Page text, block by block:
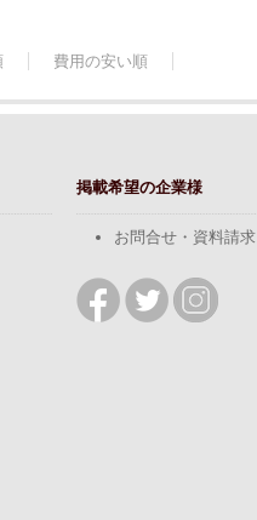
費用の安い順
掲載希望の企業様
お問合せ・資料請求